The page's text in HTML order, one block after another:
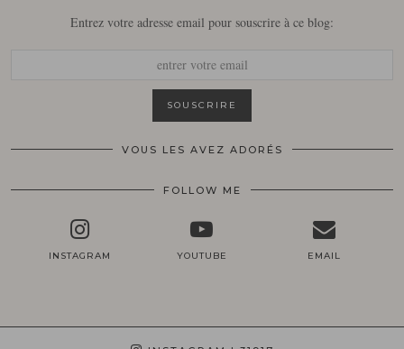
Entrez votre adresse email pour souscrire à ce blog:
VOUS LES AVEZ ADORÉS
FOLLOW ME
INSTAGRAM YOUTUBE EMAIL